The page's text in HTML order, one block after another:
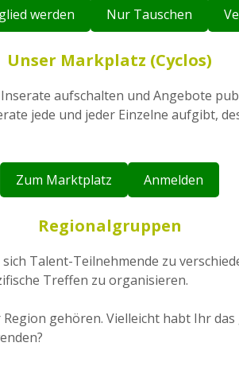
werden Nur Tauschen
Unser Markplatz (Cyclos)
aufschalten und Angebote
jede und jeder Einzelne aufgibt,
Zum Marktplatz Anmelden
Regionalgruppen
Talent-Teilnehmende zu
Treffen zu organisieren.
gehören. Vielleicht habt Ihr